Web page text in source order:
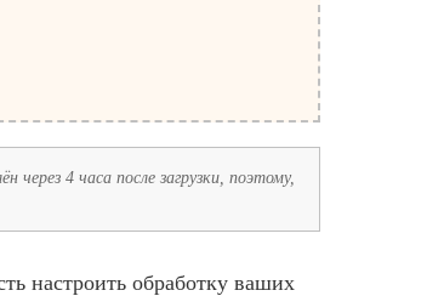
4 часа после загрузки, поэтому,
настроить обработку ваших